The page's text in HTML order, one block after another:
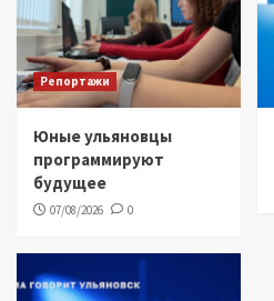
Репортажи
Юные ульяновцы
программируют
будущее
07/08/2026 0